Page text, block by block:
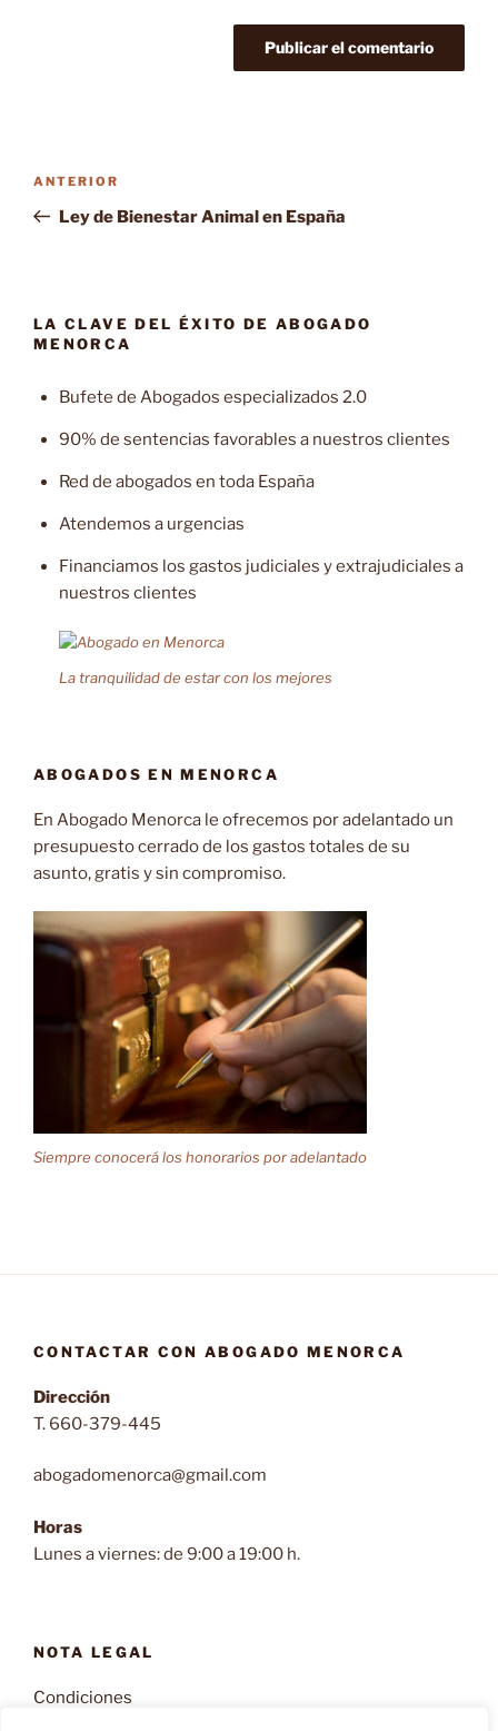
entradas
Entrada
anterior:
ANTERIOR
Ley de Bienestar Animal en España
LA CLAVE DEL ÉXITO DE ABOGADO
MENORCA
Bufete de Abogados especializados 2.0
90% de sentencias favorables a nuestros clientes
Red de abogados en toda España
Atendemos a urgencias
Financiamos los gastos judiciales y extrajudiciales a
nuestros clientes
La tranquilidad de estar con los mejores
ABOGADOS EN MENORCA
En Abogado Menorca le ofrecemos por adelantado un
presupuesto cerrado de los gastos totales de su
asunto, gratis y sin compromiso.
Siempre conocerá los honorarios por adelantado
CONTACTAR CON ABOGADO MENORCA
Dirección
T. 660-379-445
abogadomenorca@gmail.com
Horas
Lunes a viernes: de 9:00 a 19:00 h.
NOTA LEGAL
Condiciones